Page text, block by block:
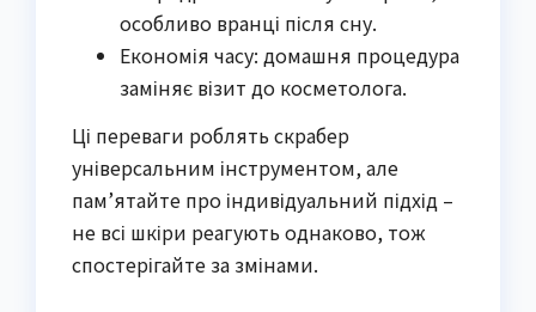
особливо вранці після сну.
Економія часу: домашня процедура
заміняє візит до косметолога.
Ці переваги роблять скрабер
універсальним інструментом, але
пам’ятайте про індивідуальний підхід –
не всі шкіри реагують однаково, тож
спостерігайте за змінами.